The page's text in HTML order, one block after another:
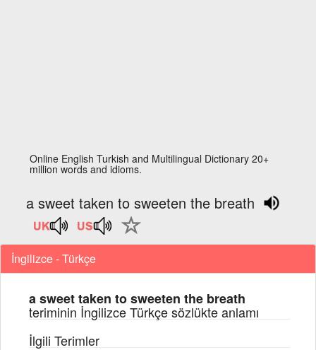
Online English Turkish and Multilingual Dictionary 20+
million words and idioms.
a sweet taken to sweeten the breath
İngilizce - Türkçe
a sweet taken to sweeten the breath
teriminin İngilizce Türkçe sözlükte anlamı
İlgili Terimler